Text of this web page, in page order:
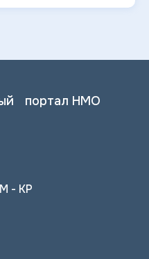
портал НМО
- КР